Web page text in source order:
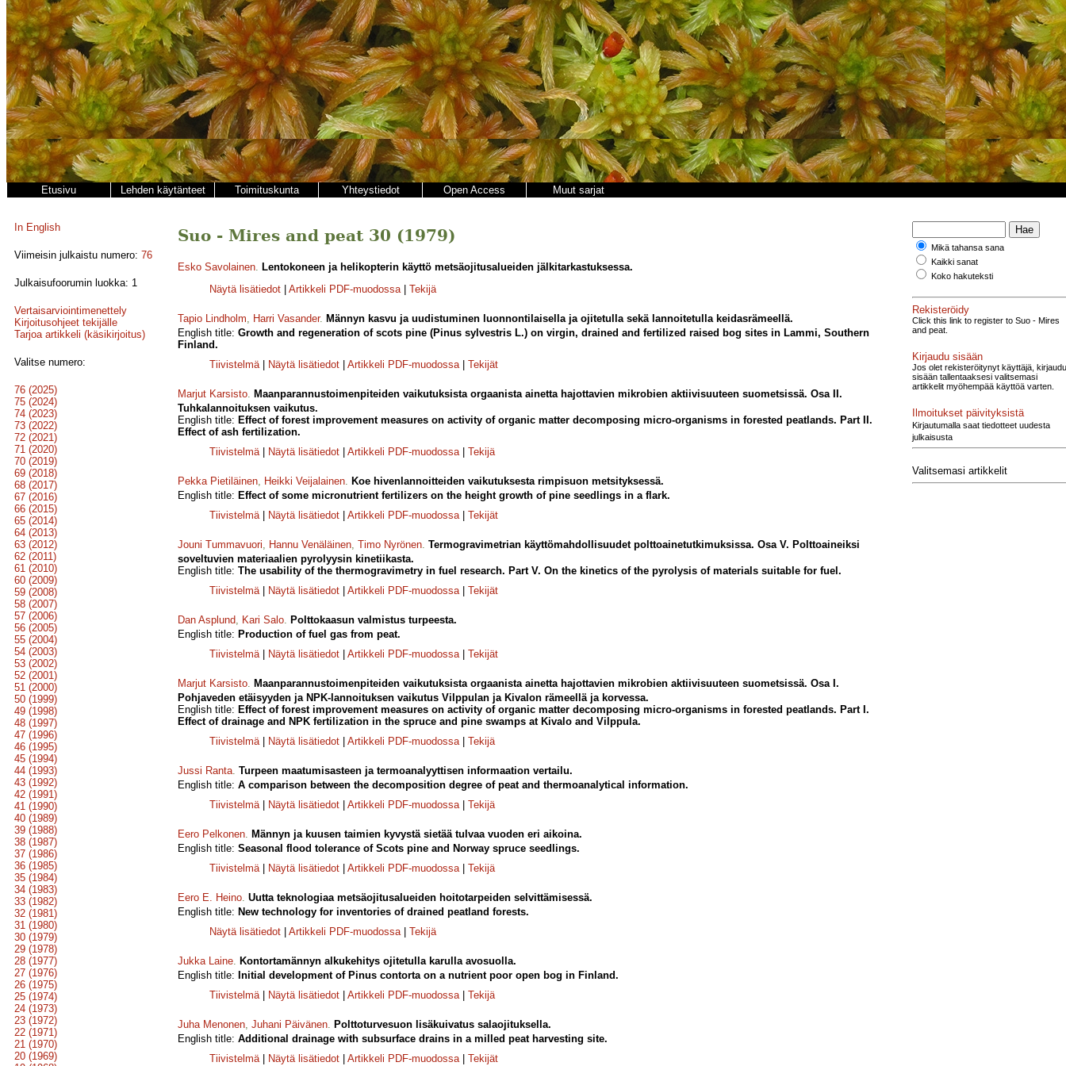
Etusivu Lehden käytänteet Toimituskunta Yhteystiedot Open Access Muut sarjat
In English
Viimeisin julkaistu numero: 76
Julkaisufoorumin luokka: 1
Vertaisarviointimenettely
Kirjoitusohjeet tekijälle
Tarjoa artikkeli (käsikirjoitus)
Valitse numero:
76 (2025)
75 (2024)
74 (2023)
73 (2022)
72 (2021)
71 (2020)
70 (2019)
69 (2018)
68 (2017)
67 (2016)
66 (2015)
65 (2014)
64 (2013)
63 (2012)
62 (2011)
61 (2010)
60 (2009)
59 (2008)
58 (2007)
57 (2006)
56 (2005)
55 (2004)
54 (2003)
53 (2002)
52 (2001)
51 (2000)
50 (1999)
49 (1998)
48 (1997)
47 (1996)
46 (1995)
45 (1994)
44 (1993)
43 (1992)
42 (1991)
41 (1990)
40 (1989)
39 (1988)
38 (1987)
37 (1986)
36 (1985)
35 (1984)
34 (1983)
33 (1982)
32 (1981)
31 (1980)
30 (1979)
29 (1978)
28 (1977)
27 (1976)
26 (1975)
25 (1974)
24 (1973)
23 (1972)
22 (1971)
21 (1970)
20 (1969)
Suo - Mires and peat 30 (1979)
Esko Savolainen. Lentokoneen ja helikopterin käyttö metsäojitusalueiden jälkitarkastuksessa.
Näytä lisätiedot
Artikkeli PDF-muodossa| Tekijä
Tapio Lindholm, Harri Vasander. Männyn kasvu ja uudistuminen luonnontilaisella ja ojitetulla sekä lannoitetulla keidasrämeellä.
English title: Growth and regeneration of scots pine (Pinus sylvestris L.) on virgin, drained and fertilized raised bog sites in Lammi, Southern
Finland.
Tiivistelmä| Näytä lisätiedot Artikkeli PDF-muodossa| Tekijät
Marjut Karsisto. Maanparannustoimenpiteiden vaikutuksista orgaanista ainetta hajottavien mikrobien aktiivisuuteen suometsissä. Osa II.
Tuhkalannoituksen vaikutus.
English title: Effect of forest improvement measures on activity of organic matter decomposing micro-organisms in forested peatlands. Part II.
Effect of ash fertilization.
Tiivistelmä| Näytä lisätiedot Artikkeli PDF-muodossa| Tekijä
Pekka Pietiläinen, Heikki Veijalainen. Koe hivenlannoitteiden vaikutuksesta rimpisuon metsityksessä.
English title: Effect of some micronutrient fertilizers on the height growth of pine seedlings in a flark.
Tiivistelmä| Näytä lisätiedot Artikkeli PDF-muodossa| Tekijät
Jouni Tummavuori, Hannu Venäläinen, Timo Nyrönen. Termogravimetrian käyttömahdollisuudet polttoainetutkimuksissa. Osa V. Polttoaineiksi
soveltuvien materiaalien pyrolyysin kinetiikasta.
English title: The usability of the thermogravimetry in fuel research. Part V. On the kinetics of the pyrolysis of materials suitable for fuel.
Tiivistelmä| Näytä lisätiedot Artikkeli PDF-muodossa| Tekijät
Dan Asplund, Kari Salo. Polttokaasun valmistus turpeesta.
English title: Production of fuel gas from peat.
Tiivistelmä| Näytä lisätiedot Artikkeli PDF-muodossa| Tekijät
Marjut Karsisto. Maanparannustoimenpiteiden vaikutuksista orgaanista ainetta hajottavien mikrobien aktiivisuuteen suometsissä. Osa I.
Pohjaveden etäisyyden ja NPK-lannoituksen vaikutus Vilppulan ja Kivalon rämeellä ja korvessa.
English title: Effect of forest improvement measures on activity of organic matter decomposing micro-organisms in forested peatlands. Part I.
Effect of drainage and NPK fertilization in the spruce and pine swamps at Kivalo and Vilppula.
Tiivistelmä| Näytä lisätiedot Artikkeli PDF-muodossa| Tekijä
Jussi Ranta. Turpeen maatumisasteen ja termoanalyyttisen informaation vertailu.
English title: A comparison between the decomposition degree of peat and thermoanalytical information.
Tiivistelmä| Näytä lisätiedot Artikkeli PDF-muodossa| Tekijä
Eero Pelkonen. Männyn ja kuusen taimien kyvystä sietää tulvaa vuoden eri aikoina.
English title: Seasonal flood tolerance of Scots pine and Norway spruce seedlings.
Tiivistelmä| Näytä lisätiedot Artikkeli PDF-muodossa| Tekijä
Eero E. Heino. Uutta teknologiaa metsäojitusalueiden hoitotarpeiden selvittämisessä.
English title: New technology for inventories of drained peatland forests.
Näytä lisätiedot
Artikkeli PDF-muodossa| Tekijä
Jukka Laine. Kontortamännyn alkukehitys ojitetulla karulla avosuolla.
English title: Initial development of Pinus contorta on a nutrient poor open bog in Finland.
Tiivistelmä| Näytä lisätiedot Artikkeli PDF-muodossa| Tekijä
Juha Menonen, Juhani Päivänen. Polttoturvesuon lisäkuivatus salaojituksella.
English title: Additional drainage with subsurface drains in a milled peat harvesting site.
Tiivistelmä| Näytä lisätiedot Artikkeli PDF-muodossa| Tekijät
Mikä tahansa sana
Kaikki sanat
Koko hakuteksti
Rekisteröidy
Click this link to register to Suo - Mires
and peat.
Kirjaudu sisään
Jos olet rekisteröitynyt käyttäjä, kirjaudu
sisään tallentaaksesi valitsemasi
artikkelit myöhempää käyttöä varten.
Ilmoitukset päivityksistä
Kirjautumalla saat tiedotteet uudesta
julkaisusta
Valitsemasi artikkelit